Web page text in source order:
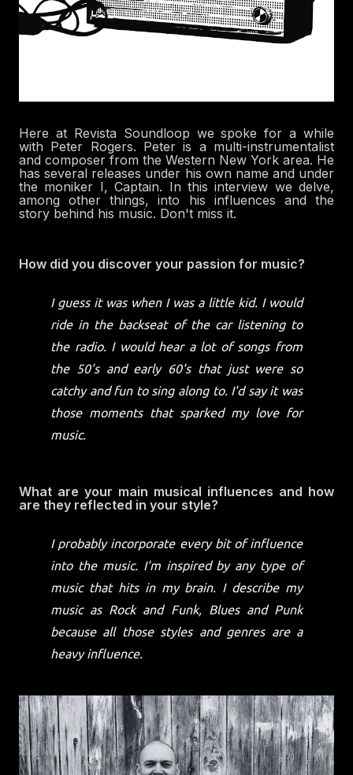
Here at Revista Soundloop we spoke for a while
with Peter Rogers. Peter is a multi-instrumentalist
and composer from the Western New York area. He
has several releases under his own name and under
the moniker I, Captain. In this interview we delve,
among other things, into his influences and the
story behind his music. Don't miss it.
How did you discover your passion for music?
I guess it was when I was a little kid. I would
ride in the backseat of the car listening to
the radio. I would hear a lot of songs from
the 50's and early 60's that just were so
catchy and fun to sing along to. I'd say it was
those moments that sparked my love for
music.
What are your main musical influences and how
are they reflected in your style?
I probably incorporate every bit of influence
into the music. I'm inspired by any type of
music that hits in my brain. I describe my
music as Rock and Funk, Blues and Punk
because all those styles and genres are a
heavy influence.